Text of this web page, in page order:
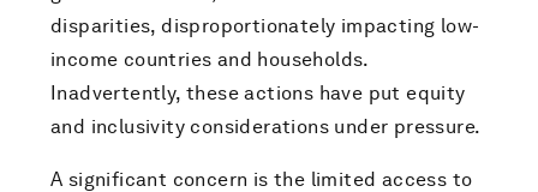
disparities, disproportionately impacting low-
income countries and households.
Inadvertently, these actions have put equity
and inclusivity considerations under pressure.
A significant concern is the limited access to